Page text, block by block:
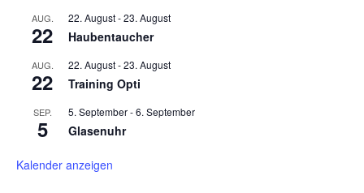
AUG.
22
22. August-23. August
Haubentaucher
AUG.
22
22. August-23. August
Training Opti
SEP.
5
5. September-6. September
Glasenuhr
Kalender anzeigen